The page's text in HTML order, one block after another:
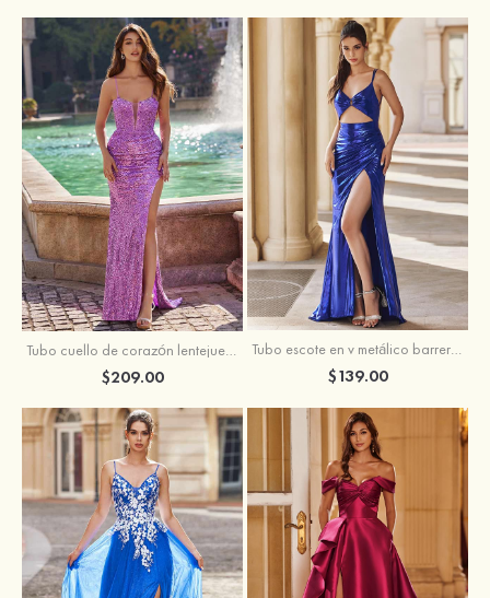
Tubo cuello de corazón lentejuelas barrer tren vestido de graduación
$209.00
Tubo escote en v metálico barrer tren vestido de graduación
$139.00